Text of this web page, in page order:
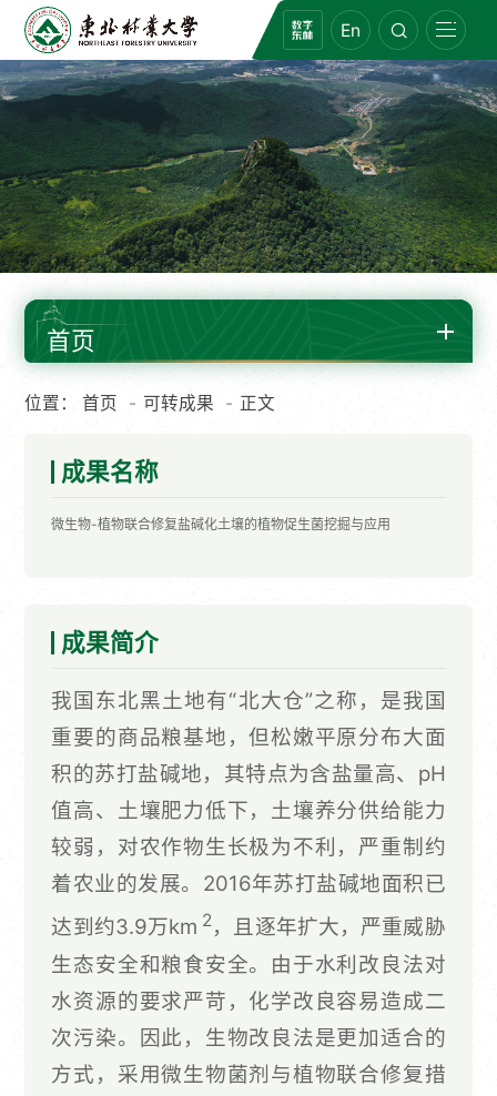
En
首页
位置：首页 可转成果 正文
成果名称
微生物-植物联合修复盐碱化土壤的植物促生菌挖掘与应用
成果简介
我国东北黑土地有“北大仓”之称，是我国
重要的商品粮基地，但松嫩平原分布大面
积的苏打盐碱地，其特点为含盐量高、pH
值高、土壤肥力低下，土壤养分供给能力
较弱，对农作物生长极为不利，严重制约
着农业的发展。2016年苏打盐碱地面积已
达到约3.9万km 2，且逐年扩大，严重威胁
生态安全和粮食安全。由于水利改良法对
水资源的要求严苛，化学改良容易造成二
次污染。因此，生物改良法是更加适合的
方式，采用微生物菌剂与植物联合修复措